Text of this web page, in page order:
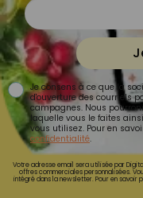
Je consens à ce que la
d'ouverture des courriels
campagnes. Nous
laquelle vous le faites
vous utilisez. Pour en
confidentialité.
Votre adresse email sera utilisée par
offres commerciales personnalisées.
intégré dans la newsletter. Pour en savoir